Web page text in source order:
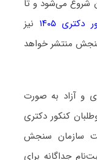
آبان شروع می‌شود و تا
۱۴۰۵
نیز
منتشر خواهد
و آزاد به صورت
کنکور دکتری
سازمان سنجش
جداگانه برای